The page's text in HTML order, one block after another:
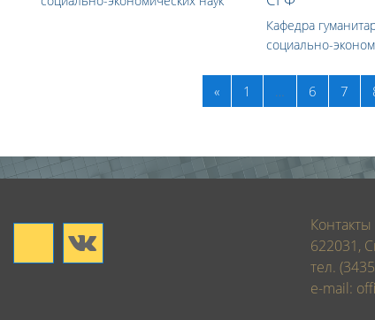
Кафедра
социально-
«Назад1 … 6 7
Контакты
622031,
тел.
e-mail: